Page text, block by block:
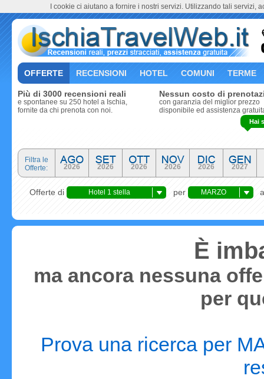
OFFERTE RECENSIONI HOTEL COMUNI TERME
Più di 3000 recensioni reali
e spontanee su 250 hotel a Ischia,
fornite da chi prenota con noi.
Nessun costo di
con garanzia del miglior prezzo
disponibile ed assistenza
Filtra le
Offerte:
2026 2026 2026 2026 2026 2027
Offerte di Hotel 1 stella per MARZO
È
ma ancora nessuna
per
Prova una ricerca per
Hai
I cookie ci aiutano a fornire i nostri servizi. Utilizzando tali servizi,